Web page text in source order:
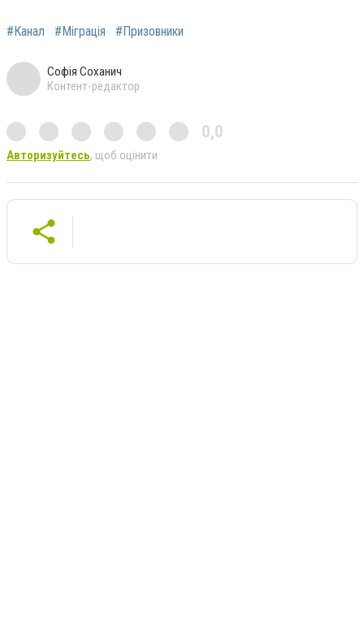
#Канал #Міграція #Призовники
Софія Соханич
Контент-редактор
0,0
Авторизуйтесь, щоб оцінити